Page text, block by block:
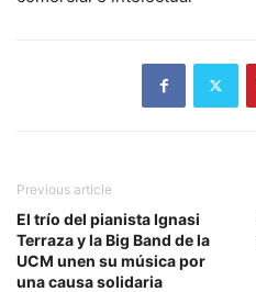
Previous article
El trío del pianista Ignasi
Terraza y la Big Band de la
UCM unen su música por
una causa solidaria